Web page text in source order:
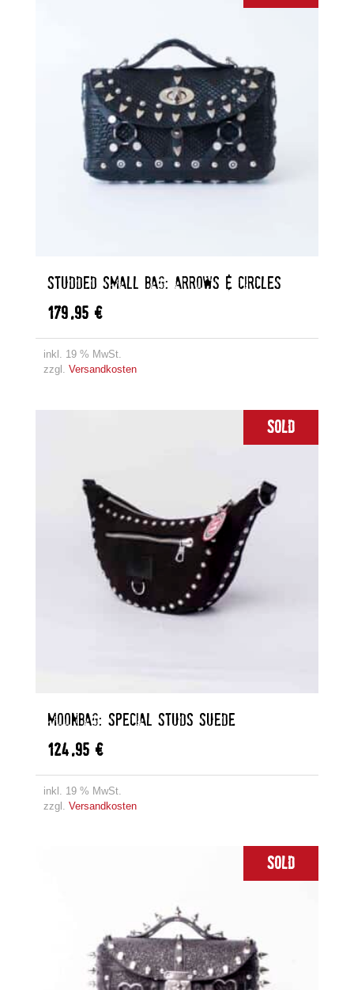
STUDDED SMALL BAG: ARROWS & CIRCLES
179,95 €
inkl. 19 % MwSt.
zzgl. Versandkosten
Sold
MOONBAG: SPECIAL STUDS SUEDE
124,95 €
inkl. 19 % MwSt.
zzgl. Versandkosten
Sold